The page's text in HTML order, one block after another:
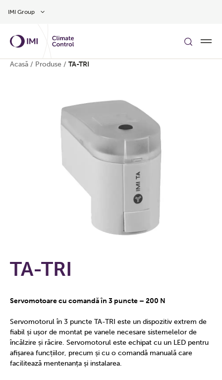
IMI Group
Acasă / Produse / TA-TRI
TA-TRI
Servomotoare cu comandă în 3 puncte – 200 N
Servomotorul în 3 puncte TA-TRI este un dispozitiv extrem de
fiabil și ușor de montat pe vanele necesare sistemelelor de
încălzire și răcire. Servomotorul este echipat cu un LED pentru
afișarea funcțiilor, precum și cu o comandă manuală care
facilitează mentenanța și instalarea.